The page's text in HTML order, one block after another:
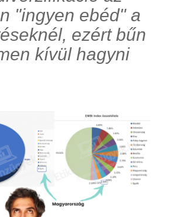
"ingyen ebéd" a
ezért bűn
kívül hagyni